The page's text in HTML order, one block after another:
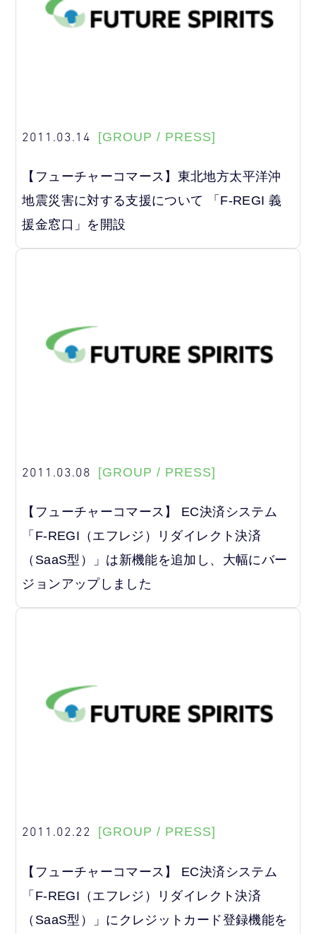
2011.03.14 [GROUP / PRESS]
【フューチャーコマース】東北地方太平洋沖
地震災害に対する支援について 「F-REGI 義
援金窓口」を開設
2011.03.08 [GROUP / PRESS]
【フューチャーコマース】 EC決済システム
「F-REGI（エフレジ）リダイレクト決済
（SaaS型）」は新機能を追加し、大幅にバー
ジョンアップしました
2011.02.22 [GROUP / PRESS]
【フューチャーコマース】 EC決済システム
「F-REGI（エフレジ）リダイレクト決済
（SaaS型）」にクレジットカード登録機能を